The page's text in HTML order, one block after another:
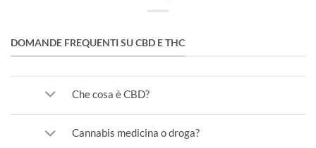
DOMANDE FREQUENTI SU CBD E THC
Che cosa è CBD?
Cannabis medicina o droga?